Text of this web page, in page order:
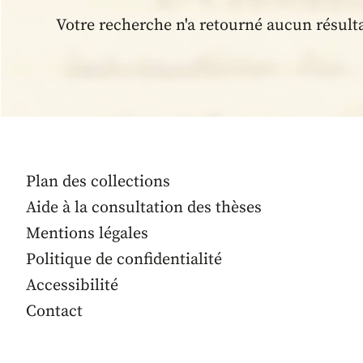
Votre recherche n'a retourné aucun
Plan des collections
Aide à la consultation des thèses
Mentions légales
Politique de confidentialité
Accessibilité
Contact